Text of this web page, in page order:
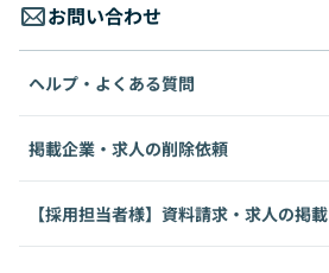
お問い合わせ
ヘルプ・よくある質問
掲載企業・求人の削除依頼
【採用担当者様】資料請求・求人の掲載